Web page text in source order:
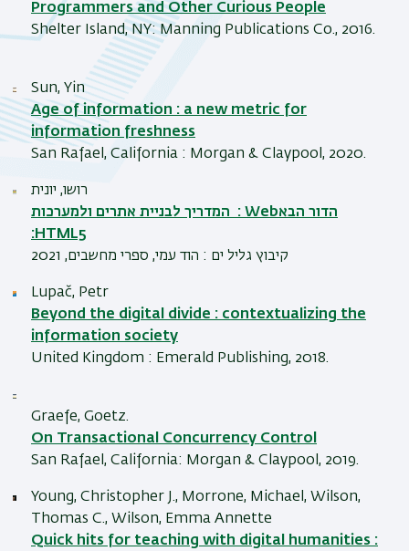
Programmers and Other Curious People
Shelter Island, NY: Manning Publications Co., 2016.
Sun, Yin
Age of information : a new metric for
information freshness
San Rafael, California : Morgan & Claypool, 2020.
רושו, יונית
המדריך לבניית אתרים ולמערכות : Webהדור הבא
:HTML5
קיבוץ גליל ים : הוד עמי, ספרי מחשבים, 2021
Lupač, Petr
Beyond the digital divide : contextualizing the
information society
United Kingdom : Emerald Publishing, 2018.
Graefe, Goetz.
On Transactional Concurrency Control
San Rafael, California: Morgan & Claypool, 2019.
Young, Christopher J., Morrone, Michael, Wilson,
Thomas C., Wilson, Emma Annette
Quick hits for teaching with digital humanities :